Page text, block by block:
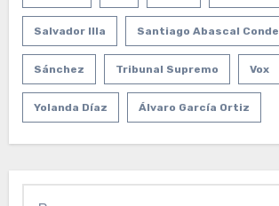
Salvador Illa Santiago Abascal Conde
Sánchez Tribunal Supremo Vox
Yolanda Díaz Álvaro García Ortiz